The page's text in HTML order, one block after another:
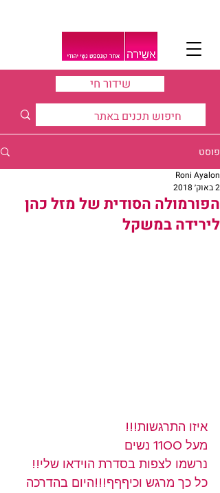
שידור חי
פוסט
הפורמולה הסודית של מזל כהן
לירידה במשקל
Roni Ayalon
2 באוק׳ 2018
איזו התרגשות!!!
מעל 1100 נשים
נרשמו לצפות בסדרת הוידאו שלי!!
כל כך מרגש וכיףףף!!!היום בהדרכה